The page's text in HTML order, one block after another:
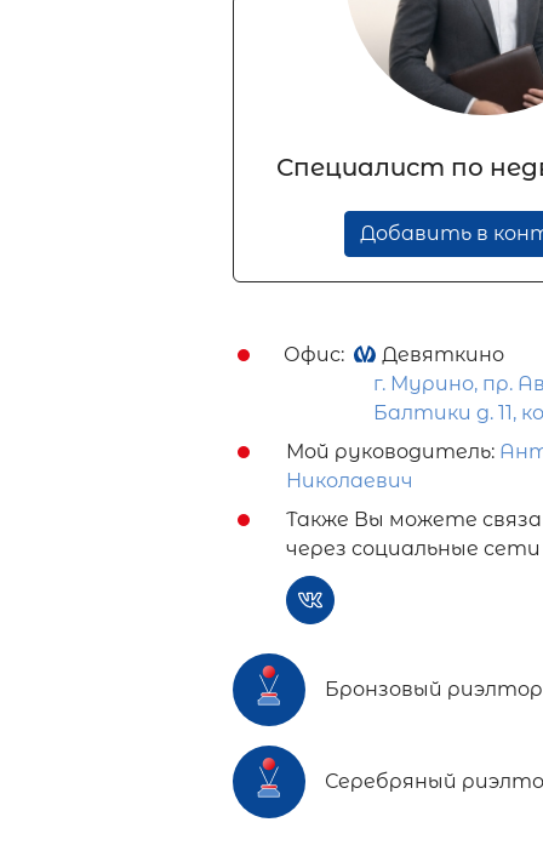
Специалист по
Добавить в
Офис:
Девяткино
г. Мурино, пр.
Балтики д. 11,
Мой руководитель:
Николаевич
Также Вы можете
через социальные
Бронзовый риэлтор
Серебряный